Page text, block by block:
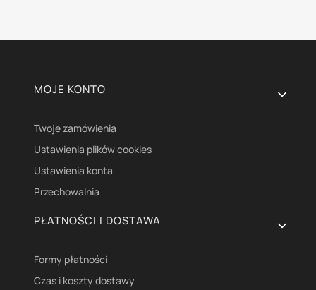
Linki w stopce
MOJE KONTO
Twoje zamówienia
Ustawienia plików cookies
Ustawienia konta
Przechowalnia
PŁATNOŚCI I DOSTAWA
Formy płatności
Czas i koszty dostawy